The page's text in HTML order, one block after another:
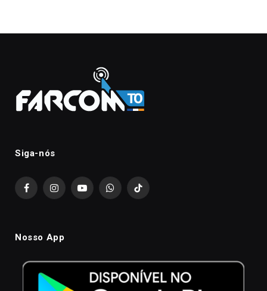
Siga-nós
FacebookInstagramYouTubeWhatsAppTikTok
Nosso App